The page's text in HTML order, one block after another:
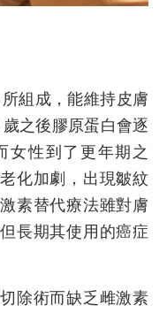
組成，能維持皮膚
之後膠原蛋白會逐
女性到了更年期之
化加劇，出現皺紋
素替代療法雖對膚
長期其使用的癌症
除術而缺乏雌激素